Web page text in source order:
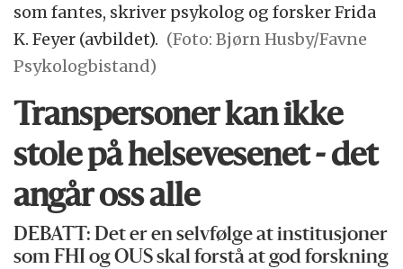
som fantes, skriver psykolog og forsker Frida
K. Feyer (avbildet). (Foto: Bjørn Husby/Favne
Psykologbistand)
Transpersoner kan ikke
stole på helsevesenet - det
angår oss alle
DEBATT: Det er en selvfølge at institusjoner
som FHI og OUS skal forstå at god forskning